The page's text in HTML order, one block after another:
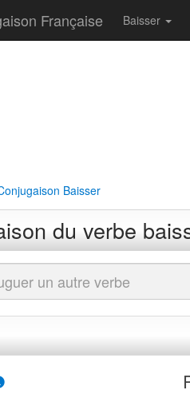
Française Baisser
Baisser
du verbe